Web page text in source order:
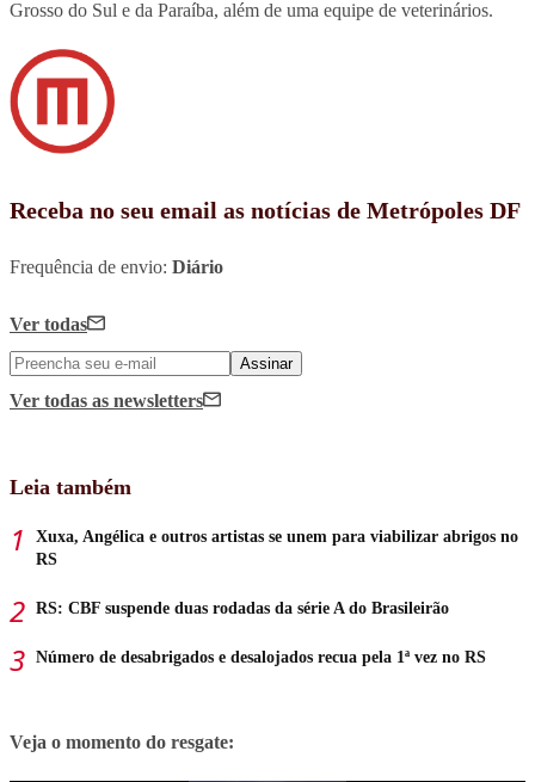
Grosso do Sul e da Paraíba, além de uma equipe de veterinários.
Receba no seu email as notícias de Metrópoles DF
Frequência de envio: Diário
Ver todas
Assinar
Ver todas as newsletters
Leia também
Xuxa, Angélica e outros artistas se unem para viabilizar abrigos no
RS
RS: CBF suspende duas rodadas da série A do Brasileirão
Número de desabrigados e desalojados recua pela 1ª vez no RS
Veja o momento do resgate: